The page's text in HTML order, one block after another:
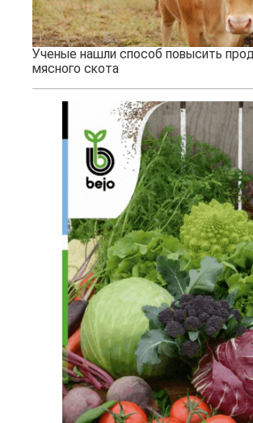
Ученые нашли способ повысить
мясного скота